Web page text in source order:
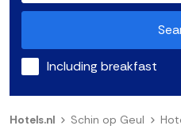
Including breakfast
Hotels.nl Schin op Geul